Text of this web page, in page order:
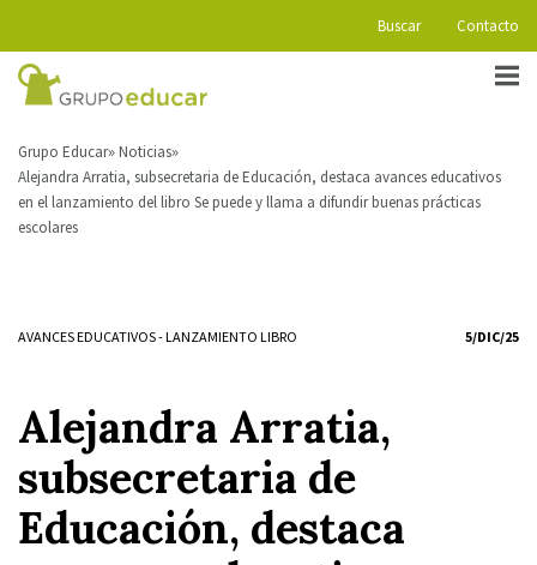
Buscar Contacto
Grupo Educar Noticias
Alejandra Arratia, subsecretaria de Educación, destaca avances educativos
en el lanzamiento del libro Se puede y llama a difundir buenas prácticas
escolares
AVANCES EDUCATIVOS-LANZAMIENTO LIBRO 5/DIC/25
Alejandra Arratia,
subsecretaria de
Educación, destaca